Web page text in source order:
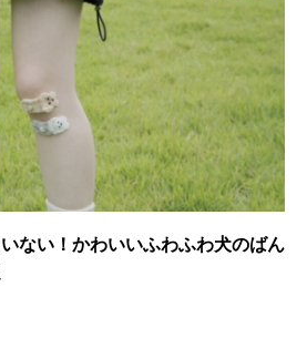
ない！かわいいふわふわ犬のばん